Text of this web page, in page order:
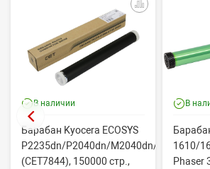
В наличии
Барабан Kyocera ECOSYS
P2235dn/P2040dn/M2040dn/M2540dw
(CET7844), 150000 стр.,
В
1610/
Phaser